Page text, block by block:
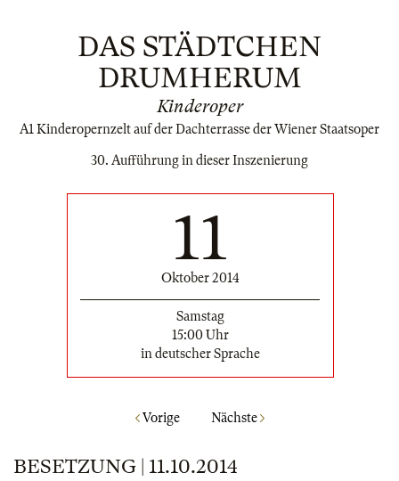
DAS STÄDTCHEN
DRUMHERUM
Kinderoper
A1 Kinderopernzelt auf der Dachterrasse der Wiener Staatsoper
30. Aufführung in dieser Inszenierung
11
Oktober 2014
Samstag
15:00 Uhr
in deutscher Sprache
Vorige Nächste
BESETZUNG | 11.10.2014